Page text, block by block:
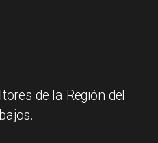
de la Región del